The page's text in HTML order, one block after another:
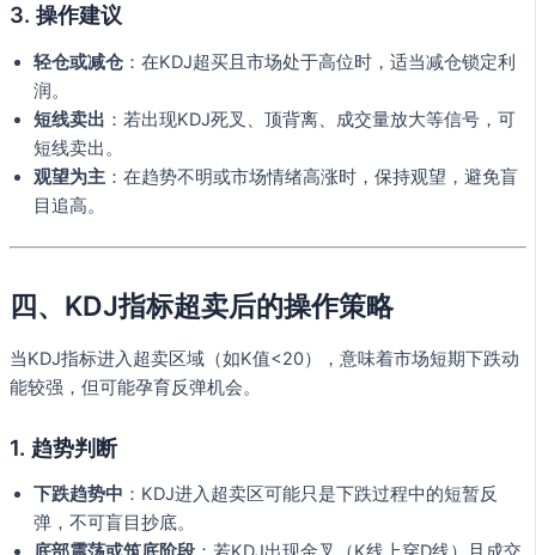
3. 操作建议
轻仓或减仓 ：在KDJ超买且市场处于高位时，适当减仓锁定利
润。
短线卖出 ：若出现KDJ死叉、顶背离、成交量放大等信号，可
短线卖出。
观望为主 ：在趋势不明或市场情绪高涨时，保持观望，避免盲
目追高。
四、KDJ指标超卖后的操作策略
当KDJ指标进入超卖区域（如K值<20），意味着市场短期下跌动
能较强，但可能孕育反弹机会。
1. 趋势判断
下跌趋势中 ：KDJ进入超卖区可能只是下跌过程中的短暂反
弹，不可盲目抄底。